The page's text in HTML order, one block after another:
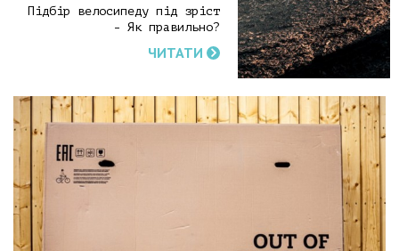
Підбір велосипеду під зріст
- Як правильно?
ЧИТАТИ